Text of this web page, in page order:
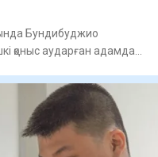
Бундибуджио
қоныс аударған адамдар